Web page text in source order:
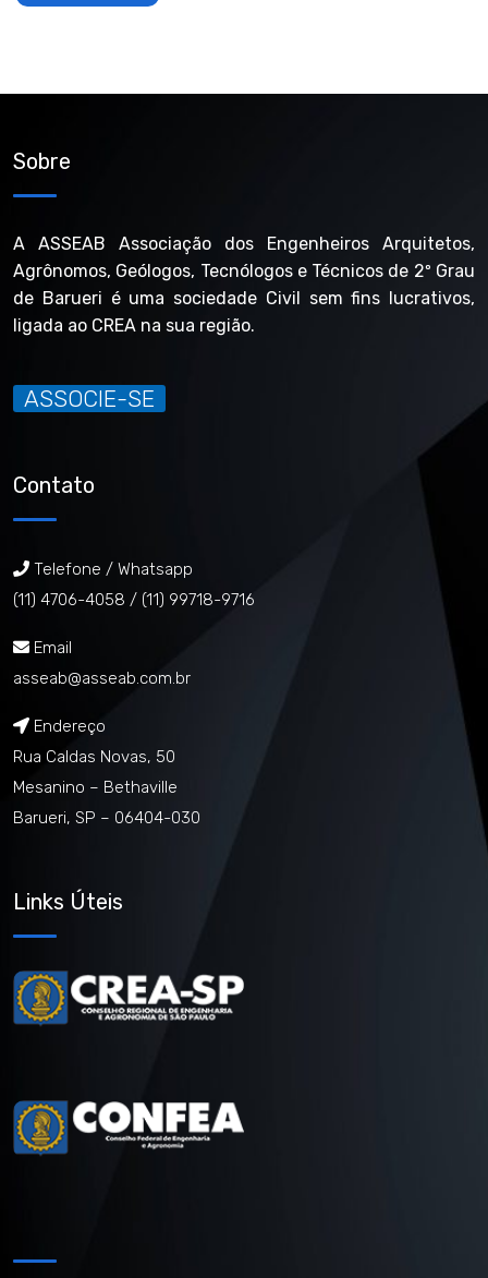
Sobre
A ASSEAB Associação dos Engenheiros Arquitetos,
Agrônomos, Geólogos, Tecnólogos e Técnicos de 2º Grau
de Barueri é uma sociedade Civil sem fins lucrativos,
ligada ao CREA na sua região.
ASSOCIE-SE
Contato
Telefone / Whatsapp
(11) 4706-4058 / (11) 99718-9716
Email
asseab@asseab.com.br
Endereço
Rua Caldas Novas, 50
Mesanino – Bethaville
Barueri, SP – 06404-030
Links Úteis